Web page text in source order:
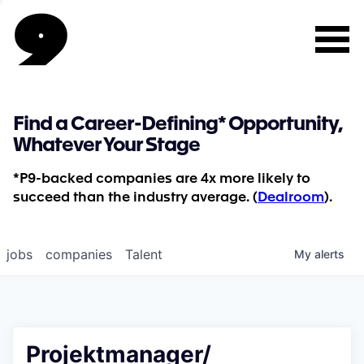
Find a Career-Defining* Opportunity,
Whatever Your Stage
*P9-backed companies are 4x more likely to
succeed than the industry average. ( Dealroom).
jobs companies Talent My alerts
Projektmanager/